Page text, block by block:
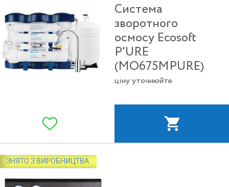
Система
зворотного
осмосу Ecosoft
P'URE
(MO675MPURE)
ціну уточнюйте
ЗНЯТО З ВИРОБНИЦТВА